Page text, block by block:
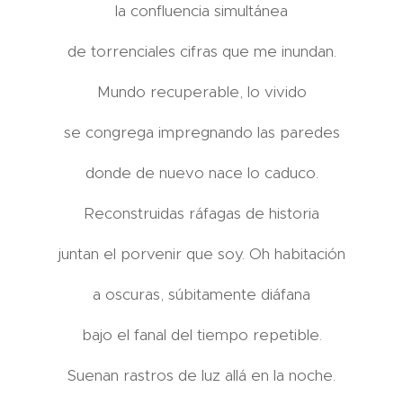
la confluencia simultánea
de torrenciales cifras que me inundan.
Mundo recuperable, lo vivido
se congrega impregnando las paredes
donde de nuevo nace lo caduco.
Reconstruidas ráfagas de historia
juntan el porvenir que soy. Oh habitación
a oscuras, súbitamente diáfana
bajo el fanal del tiempo repetible.
Suenan rastros de luz allá en la noche.